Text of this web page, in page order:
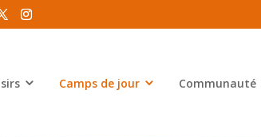
Camps de jour Communauté